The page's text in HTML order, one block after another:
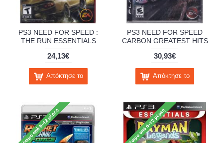
PS3 NEED FOR SPEED :
THE RUN ESSENTIALS
24,13€
Απόκτησε το
PS3 NEED FOR SPEED
CARBON GREATEST HITS
30,93€
Απόκτησε το